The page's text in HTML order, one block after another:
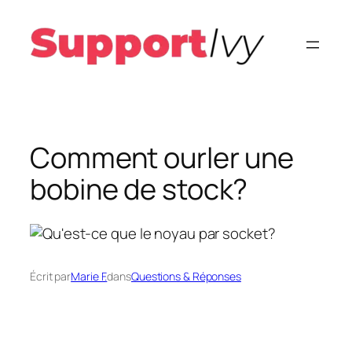
contenu
Comment ourler une
bobine de stock?
Écrit parMarie F.dansQuestions & Réponses